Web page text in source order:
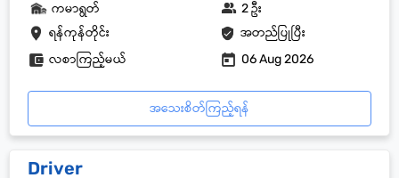
ရန်ကုန်တိုင်း အတည်ပြုပြီး
ကမာရွတ် 2 ဦး
လစာကြည့်မယ် 06 Aug 2026
အသေးစိတ်ကြည့်ရန်
Driver